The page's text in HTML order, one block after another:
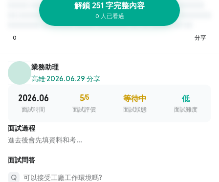
解鎖 251 字完整內容
0 人已看過
0 分享
業務助理
高雄·2026.06.29 分享
2026.06
面試時間
5/5
面試評價
等待中
面試狀態
低
面試難度
面試過程
進去後會先填資料和考...
面試問答
可以接受工廠工作環境嗎?